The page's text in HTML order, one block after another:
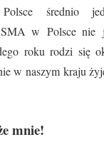
średnio
SMA w Polsce nie
roku rodzi się
w naszym kraju
mnie!